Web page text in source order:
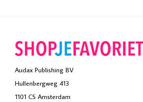
Audax Publishing BV
Hullenbergweg 413
1101 CS Amsterdam